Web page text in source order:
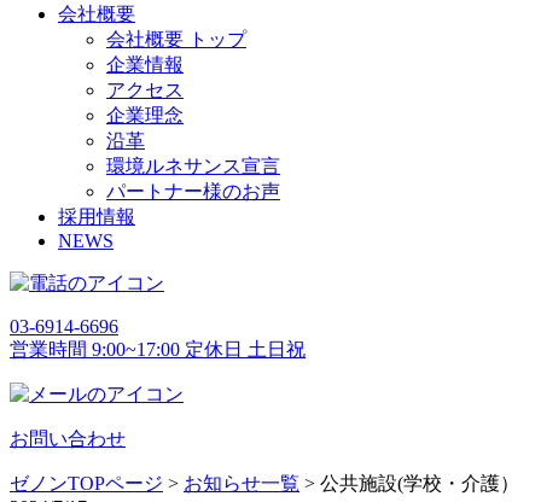
会社概要
会社概要 トップ
企業情報
アクセス
企業理念
沿革
環境ルネサンス宣言
パートナー様のお声
採用情報
NEWS
03-6914-6696
営業時間 9:00~17:00 定休日 土日祝
お問い合わせ
ゼノンTOPページ > お知らせ一覧 > 公共施設(学校・介護）